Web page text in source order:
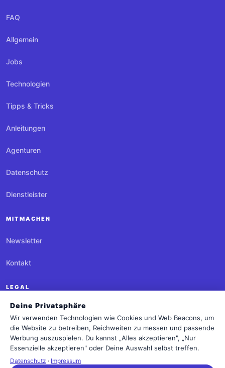
FAQ
Allgemein
Jobs
Technologien
Tipps & Tricks
Anleitungen
Agenturen
Datenschutz
Dienstleister
MITMACHEN
Newsletter
Kontakt
LEGAL
Impressum
Datenschutz
Cookie-Einstellungen
Deine Privatsphäre
Wir verwenden Technologien wie Cookies und Web Beacons, um
die Website zu betreiben, Reichweiten zu messen und passende
Werbung auszuspielen. Du kannst „Alles akzeptieren", „Nur
Essenzielle akzeptieren" oder Deine Auswahl selbst treffen.
Datenschutz · Impressum